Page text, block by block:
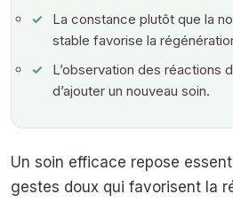
La constance plutôt que la
stable favorise la
L’observation des réactions
d’ajouter un nouveau soin.
Un soin efficace repose
gestes doux qui favorisent la